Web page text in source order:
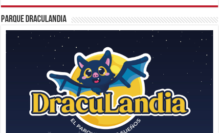
Parque Draculandia